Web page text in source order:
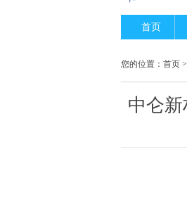
首页
您的位置： 首页 >
中仑新